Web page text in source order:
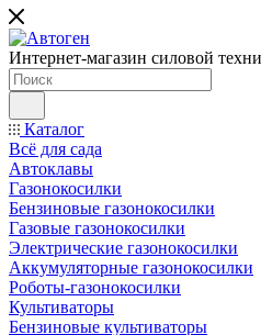
Интернет-магазин силовой
Каталог
Всё для сада
Автоклавы
Газонокосилки
Бензиновые газонокосилки
Газовые газонокосилки
Электрические газонокосилки
Аккумуляторные газонокосилки
Роботы-газонокосилки
Культиваторы
Бензиновые культиваторы